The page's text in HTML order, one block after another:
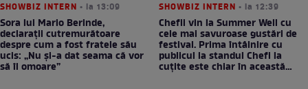
SHOWBIZ INTERN • la 13:09
Sora lui Mario Berinde,
declarații cutremurătoare
despre cum a fost fratele său
ucis: „Nu și-a dat seama că vor
să îl omoare”
SHOWBIZ INTERN • la 12:39
Chefii vin la Summer Well cu
cele mai savuroase gustări de
festival. Prima întâlnire cu
publicul la standul Chefi la
cuțite este chiar în această